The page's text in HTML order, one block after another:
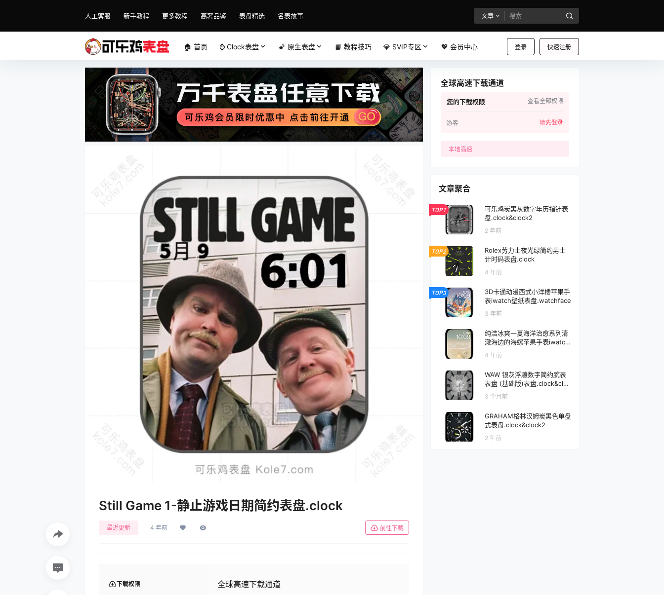
人工客服 新手教程 更多教程 高奢品鉴 表盘精选 名表故事 文章
登录 快速注册
🏠 首页 ⌚️ Clock表盘 🌠 原生表盘 📙 教程技巧 💎 SVIP专区 💖 会员中心
Still Game 1-静止游戏日期简约表盘.clock
最近更新 4 年前 前往下载
下载权限 全球高速下载通道
全球高速下载通道
您的下载权限 查看全部权限
游客 请先登录
本地高速
文章聚合
TOP1
可乐鸡炭黑灰数字年历指针表
盘.clock&clock2
2 年前
TOP2
Rolex劳力士夜光绿简约男士
计时码表盘.clock
4 年前
TOP3
3D卡通动漫西式小洋楼苹果手
表iwatch壁纸表盘.watchface
3 年前
纯洁冰爽一夏海洋治愈系列清
澈海边的海螺苹果手表iwatch
壁纸表盘.watchface
4 年前
WAW 银灰浮雕数字简约腕表
表盘 (基础版)表盘.clock&cloc
k2 80596
3 个月前
GRAHAM格林汉姆炭黑色单盘
式表盘.clock&clock2
2 年前